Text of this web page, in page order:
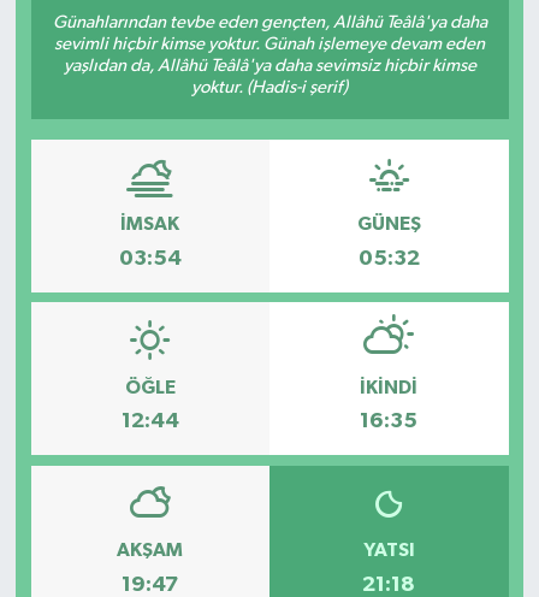
Günahlarından tevbe eden gençten, Allâhü Teâlâ'ya daha
sevimli hiçbir kimse yoktur. Günah işlemeye devam eden
yaşlıdan da, Allâhü Teâlâ'ya daha sevimsiz hiçbir kimse
yoktur. (Hadis-i şerif)
İMSAK
03:54
GÜNEŞ
05:32
ÖĞLE
12:44
İKINDI
16:35
AKŞAM
19:47
YATSI
21:18
Siyaset
Spor
Yaşam